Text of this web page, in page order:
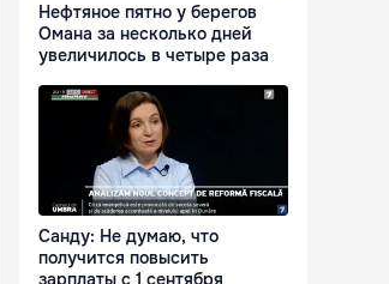
Нефтяное пятно у берегов
Омана за несколько дней
увеличилось в четыре раза
Санду: Не думаю, что
получится повысить
зарплаты с 1 сентября